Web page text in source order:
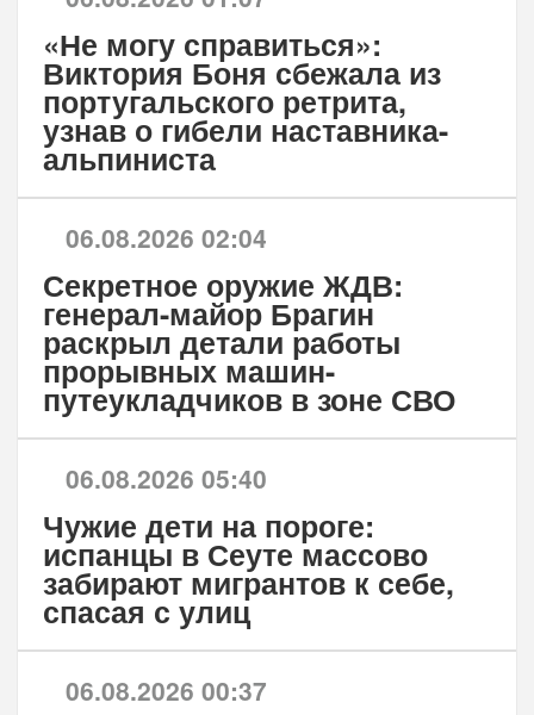
«Не могу справиться»:
Виктория Боня сбежала из
португальского ретрита,
узнав о гибели наставника-
альпиниста
06.08.2026 02:04
Секретное оружие ЖДВ:
генерал-майор Брагин
раскрыл детали работы
прорывных машин-
путеукладчиков в зоне СВО
06.08.2026 05:40
Чужие дети на пороге:
испанцы в Сеуте массово
забирают мигрантов к себе,
спасая с улиц
06.08.2026 00:37